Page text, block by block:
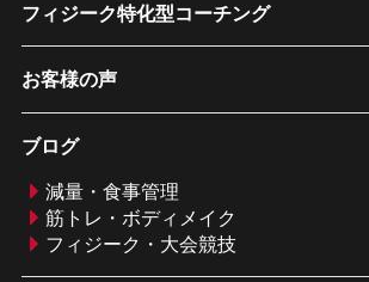
フィジーク特化型コーチング
お客様の声
ブログ
減量・食事管理
筋トレ・ボディメイク
フィジーク・大会競技